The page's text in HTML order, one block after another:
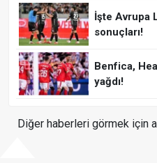
İşte Avrupa
sonuçları!
Benfica,
yağdı!
Diğer haberleri görmek için